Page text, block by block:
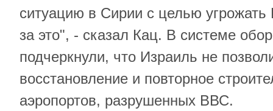
ситуацию в Сирии с целью угрожать
за это", - сказал Кац. В системе
подчеркнули, что Израиль не
восстановление и повторное
аэропортов, разрушенных ВВС.